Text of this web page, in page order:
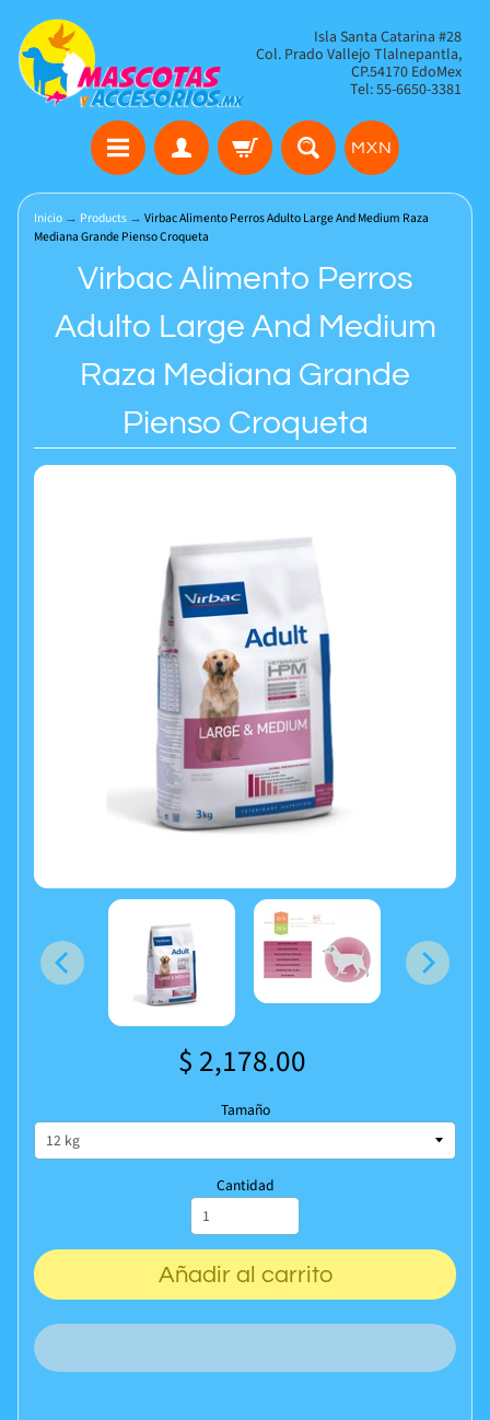
Isla Santa Catarina #28
Col. Prado Vallejo Tlalnepantla,
CP.54170 EdoMex
Tel: 55-6650-3381
MXN
Inicio → Products → Virbac Alimento Perros Adulto Large And Medium Raza
Mediana Grande Pienso Croqueta
Virbac Alimento Perros
Adulto Large And Medium
Raza Mediana Grande
Pienso Croqueta
$ 2,178.00
Tamaño
Cantidad
Añadir al carrito